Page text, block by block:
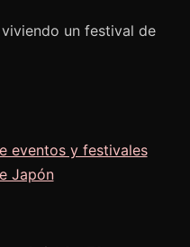
un festival de